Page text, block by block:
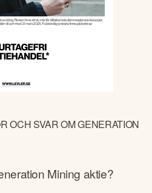
OCH SVAR OM GENERATION
Mining aktie?